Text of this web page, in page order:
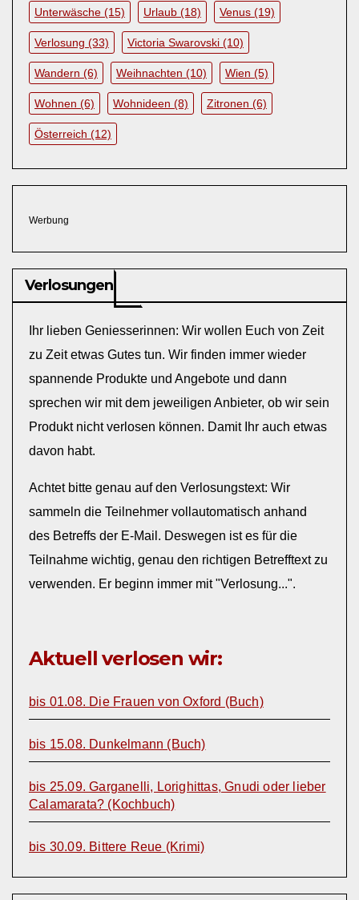
Unterwäsche (15) Urlaub (18) Venus (19)
Verlosung (33) Victoria Swarovski (10)
Wandern (6) Weihnachten (10) Wien (5)
Wohnen (6) Wohnideen (8) Zitronen (6)
Österreich (12)
Werbung
Verlosungen
Ihr lieben Geniesserinnen: Wir wollen Euch von Zeit
zu Zeit etwas Gutes tun. Wir finden immer wieder
spannende Produkte und Angebote und dann
sprechen wir mit dem jeweiligen Anbieter, ob wir sein
Produkt nicht verlosen können. Damit Ihr auch etwas
davon habt.
Achtet bitte genau auf den Verlosungstext: Wir
sammeln die Teilnehmer vollautomatisch anhand
des Betreffs der E-Mail. Deswegen ist es für die
Teilnahme wichtig, genau den richtigen Betrefftext zu
verwenden. Er beginn immer mit "Verlosung...".
Aktuell verlosen wir:
bis 01.08. Die Frauen von Oxford (Buch)
bis 15.08. Dunkelmann (Buch)
bis 25.09. Garganelli, Lorighittas, Gnudi oder lieber
Calamarata? (Kochbuch)
bis 30.09. Bittere Reue (Krimi)